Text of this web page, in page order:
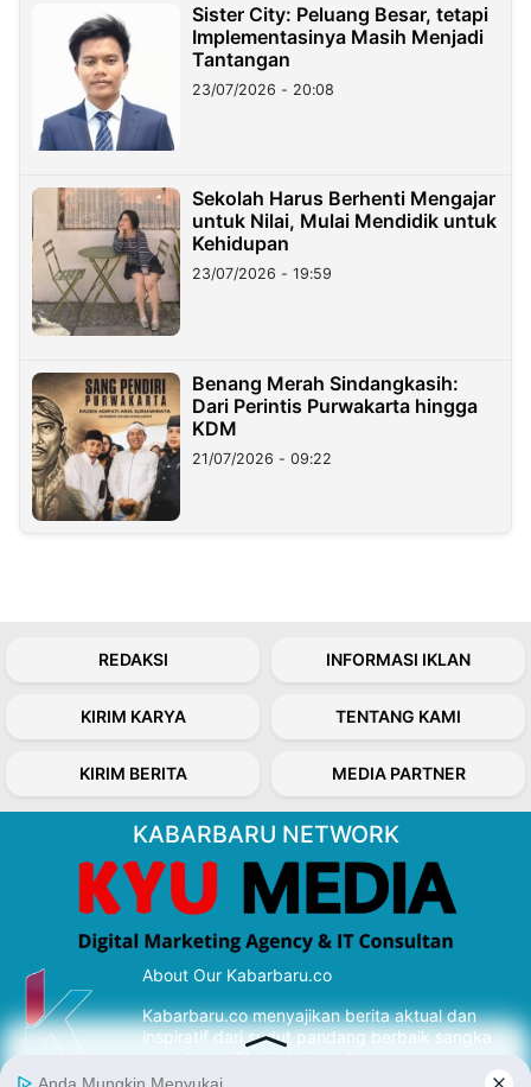
Sister City: Peluang Besar, tetapi
Implementasinya Masih Menjadi
Tantangan
23/07/2026 - 20:08
Sekolah Harus Berhenti Mengajar
untuk Nilai, Mulai Mendidik untuk
Kehidupan
23/07/2026 - 19:59
Benang Merah Sindangkasih:
Dari Perintis Purwakarta hingga
KDM
21/07/2026 - 09:22
REDAKSI INFORMASI IKLAN
KIRIM KARYA TENTANG KAMI
KIRIM BERITA MEDIA PARTNER
KABARBARU NETWORK
About Our Kabarbaru.co
Kabarbaru.co menyajikan berita aktual dan
inspiratif dari sudut pandang berbaik sangka